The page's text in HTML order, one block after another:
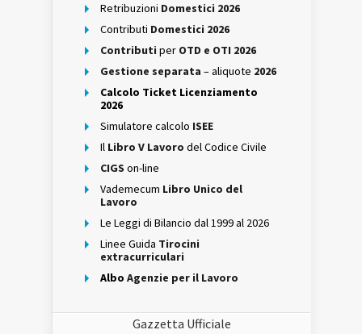
Retribuzioni Domestici 2026
Contributi Domestici 2026
Contributi per OTD e OTI 2026
Gestione separata – aliquote 2026
Calcolo Ticket Licenziamento
2026
Simulatore calcolo ISEE
Il Libro V Lavoro del Codice Civile
CIGS on-line
Vademecum Libro Unico del
Lavoro
Le Leggi di Bilancio dal 1999 al 2026
Linee Guida Tirocini
extracurriculari
Albo Agenzie per il Lavoro
Gazzetta Ufficiale